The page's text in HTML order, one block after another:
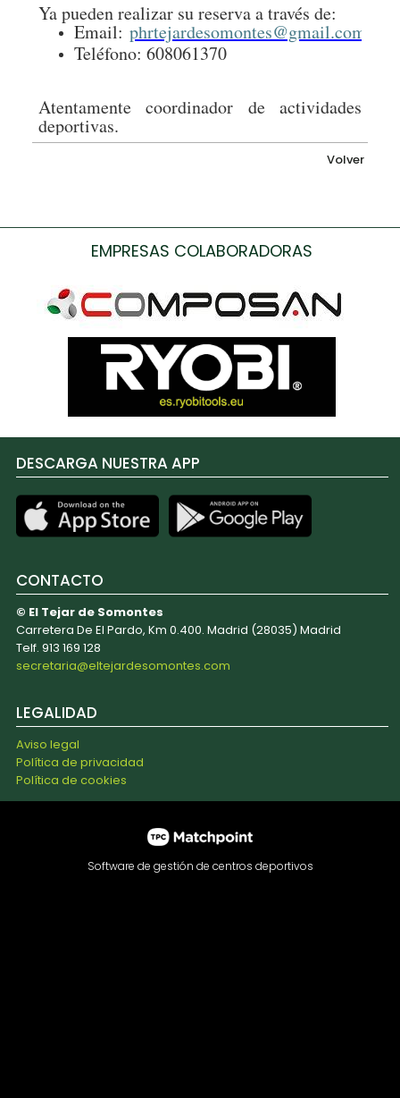
Ya pueden realizar su reserva a través de:
Email:phrtejardesomontes@gmail.com
Teléfono: 608061370
Atentamente coordinador de actividades
deportivas.
Volver
EMPRESAS COLABORADORAS
DESCARGA NUESTRA APP
CONTACTO
© El Tejar de Somontes
Carretera De El Pardo, Km 0.400. Madrid (28035) Madrid
Telf. 913 169 128
secretaria@eltejardesomontes.com
LEGALIDAD
Aviso legal
Política de privacidad
Política de cookies
Software de gestión de centros deportivos